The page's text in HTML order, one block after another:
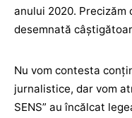
anului 2020. Precizăm
desemnată
Nu vom contesta
jurnalistice, dar vom
SENS” au încălcat